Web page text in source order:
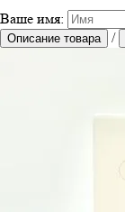
Ваше имя:
Описание товара /